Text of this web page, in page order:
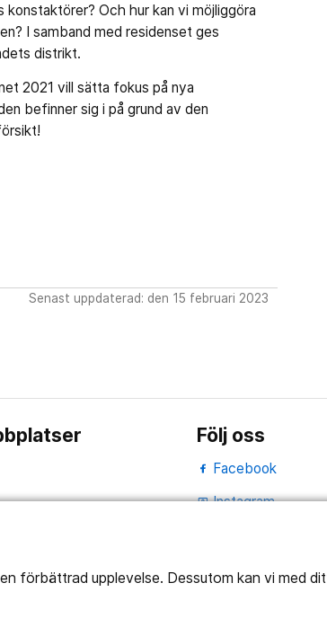
förbättrad upplevelse. Dessutom kan vi med
Och hur kan vi möjliggöra
I samband med residenset ges
distrikt.
2021 vill sätta fokus på nya
befinner sig i på grund av den
Senast uppdaterad: den 15 februari 2023
Följ oss
Facebook
portraitInstagram